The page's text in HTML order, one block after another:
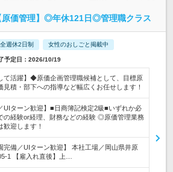
原価管理】◎年休121日◎管理職クラス
週休2日制 女性のおしごと掲載中
予定日：2026/10/19
て活躍】◆原価企画管理職候補として、目標原
見積・部下への指導など幅広くお任せします！
UIターン歓迎】■日商簿記検定2級■いずれか必
の経験or経理、財務などの経験 ◎原価管理業務
歓迎します！
完備／UIターン歓迎】 本社工場／岡山県井原
1 【雇入れ直後】上…